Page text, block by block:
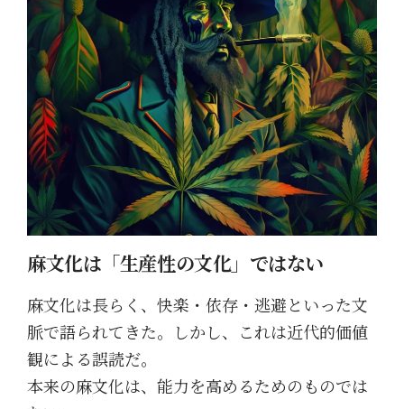
麻文化は「生産性の文化」ではない
麻文化は長らく、快楽・依存・逃避といった文
脈で語られてきた。しかし、これは近代的価値
観による誤読だ。
本来の麻文化は、能力を高めるためのものでは